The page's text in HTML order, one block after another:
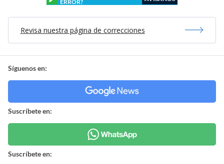
ERROR?
Revisa nuestra página de correcciones
Síguenos en:
Suscríbete en:
Suscríbete en: